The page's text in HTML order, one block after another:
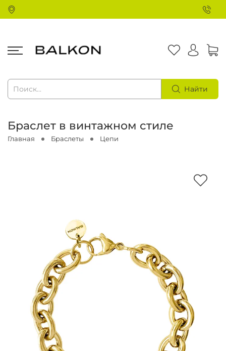
Найти
Браслет в винтажном стиле
Главная Браслеты Цепи